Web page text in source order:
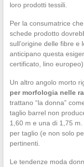
loro prodotti tessili.
Per la consumatrice
schede prodotto
sull’origine delle fibre e
anticipano questa
certificato, lino
Un altro angolo morto
per morfologia nelle
trattano “la donna”
taglio barrel non
1,60 m e una di 1,75
per taglio (e non solo
pertinenti.
Le tendenze moda